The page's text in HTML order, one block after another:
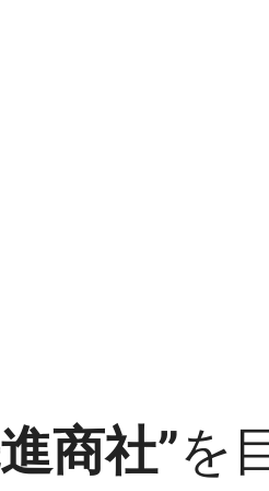
進商社”を